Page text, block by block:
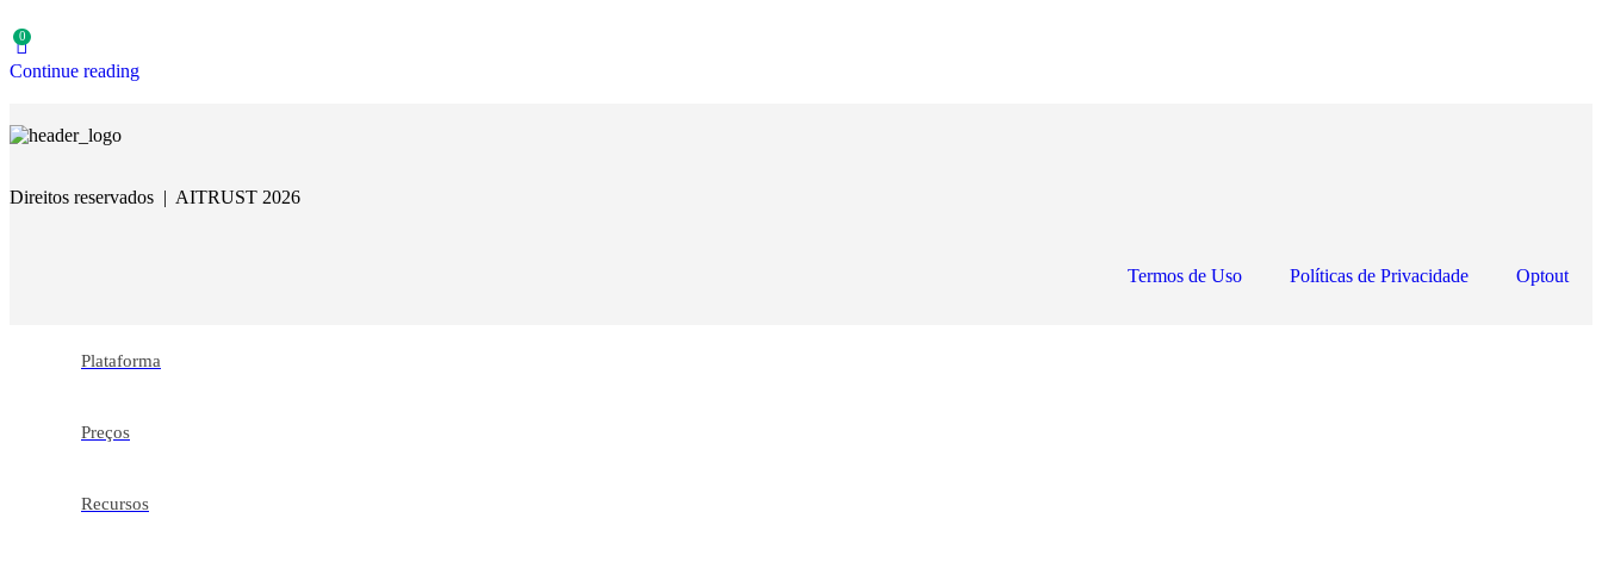
0
Continue reading
Direitos reservados | AITRUST 2026
Termos de Uso Políticas de Privacidade Optout
Plataforma
Preços
Recursos